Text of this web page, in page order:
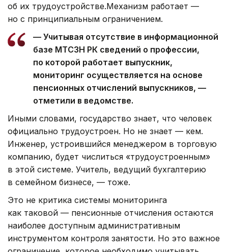
об их трудоустройстве.Механизм работает —
но с принципиальным ограничением.
— Учитывая отсутствие в информационной
базе МТСЗН РК сведений о профессии,
по которой работает выпускник,
мониторинг осуществляется на основе
пенсионных отчислений выпускников, —
отметили в ведомстве.
Иными словами, государство знает, что человек
официально трудоустроен. Но не знает — кем.
Инженер, устроившийся менеджером в торговую
компанию, будет числиться «трудоустроенным»
в этой системе. Учитель, ведущий бухгалтерию
в семейном бизнесе, — тоже.
Это не критика системы мониторинга
как таковой — пенсионные отчисления остаются
наиболее доступным административным
инструментом контроля занятости. Но это важное